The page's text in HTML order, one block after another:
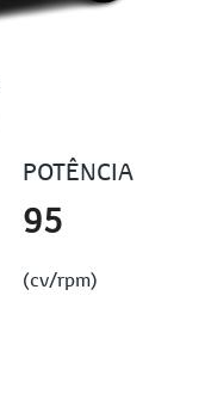
POTÊNCIA
95
(cv/rpm)